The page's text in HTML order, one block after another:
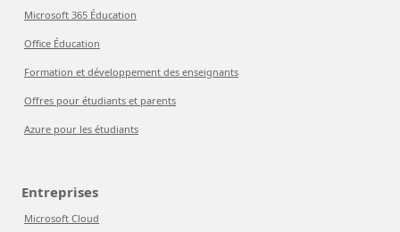
Microsoft 365 Éducation
Office Éducation
Formation et développement des enseignants
Offres pour étudiants et parents
Azure pour les étudiants
Entreprises
Microsoft Cloud